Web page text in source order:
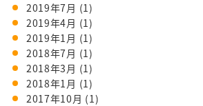
2019年7月 (1)
2019年4月 (1)
2019年1月 (1)
2018年7月 (1)
2018年3月 (1)
2018年1月 (1)
2017年10月 (1)